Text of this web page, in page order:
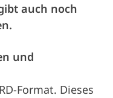
auch noch
und
Format. Dieses